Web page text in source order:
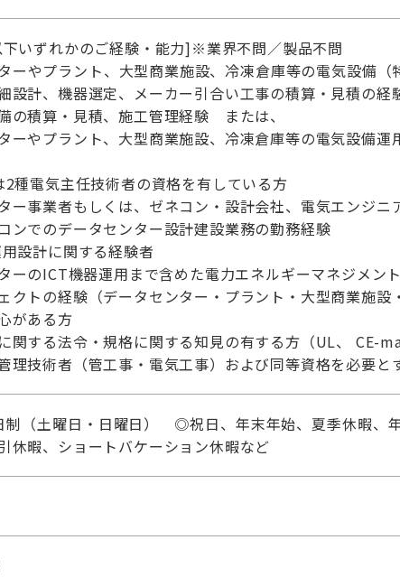
いずれかのご経験・能力]※業界不問／製品不問
ーやプラント、大型商業施設、冷凍倉庫等の電気設備
設計、機器選定、メーカー引合い工事の積算・見積の経
の積算・見積、施工管理経験 または、
ーやプラント、大型商業施設、冷凍倉庫等の電気設備運
種電気主任技術者の資格を有している方
ー事業者もしくは、ゼネコン・設計会社、電気エンジニ
ンでのデータセンター設計建設業務の勤務経験
設計に関する経験者
ーのICT機器運用まで含めた電力エネルギーマネジメン
トの経験（データセンター・プラント・大型商業施設
がある方
関する法令・規格に関する知見の有する方（UL、 CE-
理技術者（管工事・電気工事）および同等資格を必要と
（土曜日・日曜日） ◎祝日、年末年始、夏季休暇、
休暇、ショートバケーション休暇など